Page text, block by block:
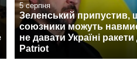
5 серпня
Зеленський припустив,
союзники можуть
не давати Україні
Patriot